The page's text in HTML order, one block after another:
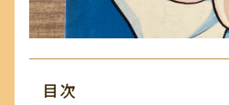
目次